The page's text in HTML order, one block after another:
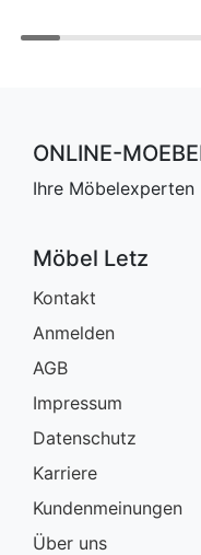
ONLINE-
Ihre Möbelexperten
Möbel Letz
Kontakt
Anmelden
AGB
Impressum
Datenschutz
Karriere
Kundenmeinungen
Über uns